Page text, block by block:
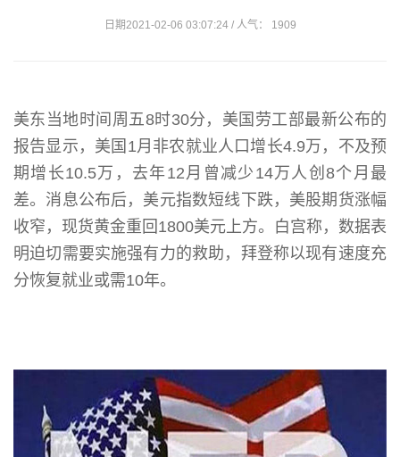
日期2021-02-06 03:07:24 / 人气： 1909
美东当地时间周五8时30分，美国劳工部最新公布的
报告显示，美国1月非农就业人口增长4.9万，不及预
期增长10.5万，去年12月曾减少14万人创8个月最
差。消息公布后，美元指数短线下跌，美股期货涨幅
收窄，现货黄金重回1800美元上方。白宫称，数据表
明迫切需要实施强有力的救助，拜登称以现有速度充
分恢复就业或需10年。